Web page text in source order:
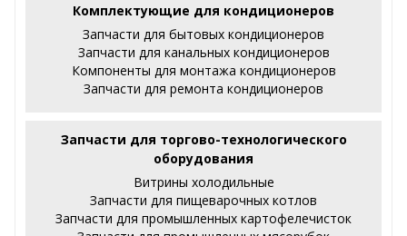
Комплектующие для кондиционеров
Запчасти для бытовых кондиционеров
Запчасти для канальных кондиционеров
Компоненты для монтажа кондиционеров
Запчасти для ремонта кондиционеров
Запчасти для торгово-технологического
оборудования
Витрины холодильные
Запчасти для пищеварочных котлов
Запчасти для промышленных картофелечисток